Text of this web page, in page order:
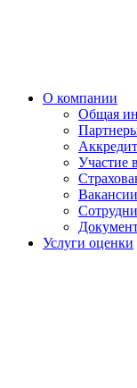
О компании
Общая
Участие
Вакансии
Услуги оценки